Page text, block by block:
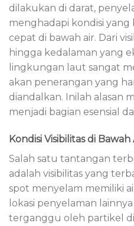
dilakukan di darat,
menghadapi kondisi
cepat di bawah air. Dari
hingga kedalaman yang
lingkungan laut sangat
akan penerangan yang
diandalkan. Inilah alasan
menjadi bagian esensial
Kondisi Visibilitas di Bawah
Salah satu tantangan
adalah visibilitas yang
spot menyelam memiliki
lokasi penyelaman
terganggu oleh partikel